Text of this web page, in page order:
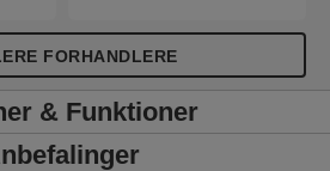
FORHANDLERE
& Funktioner